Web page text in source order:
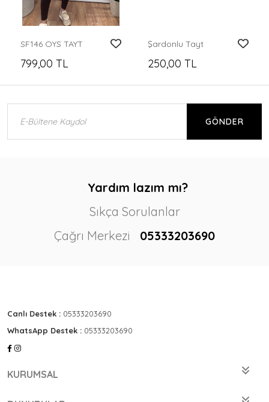
SF146 OYS TAYT
799,00 TL
Şardonlu Tayt
250,00 TL
GÖNDER
Yardım lazım mı?
Sıkça Sorulanlar
Çağrı Merkezi
05333203690
Canlı Destek : 05333203690
WhatsApp Destek : 05333203690
KURUMSAL